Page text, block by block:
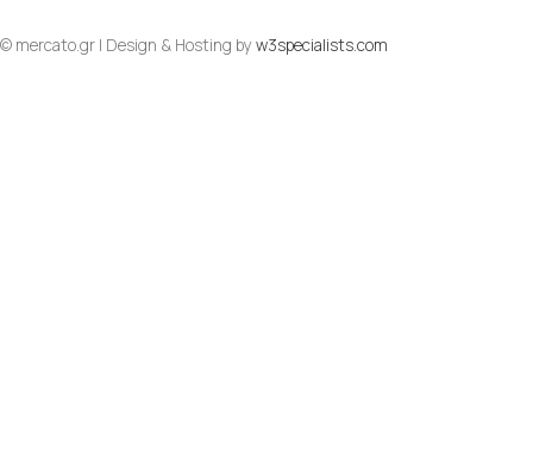
© mercato.gr | Design & Hosting by w3specialists.com